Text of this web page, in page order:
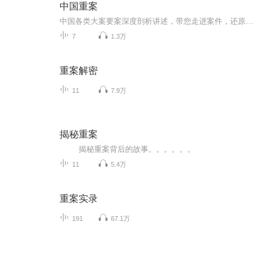
中国重案
7 1.3万
重案解密
11 7.9万
揭秘重案
揭秘重案背后的故事。。。。。。
11 5.4万
重案实录
191 67.1万